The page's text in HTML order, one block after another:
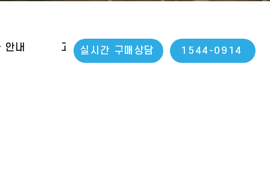
안내 고객지원실시간 구매상담 1544-0914